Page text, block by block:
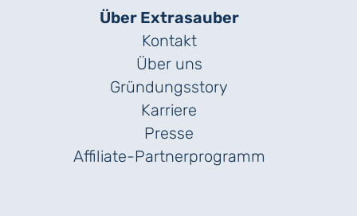
Über Extrasauber
Kontakt
Über uns
Gründungs­story
Karriere
Presse
Affiliate-Partnerprogramm